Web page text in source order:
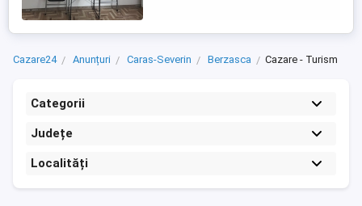
Cazare24 Anunțuri Caras-Severin Berzasca Cazare - Turism
Categorii
Județe
Localități